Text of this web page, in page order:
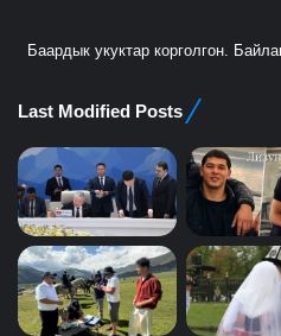
Баардык укуктар корголгон.
Last Modified Posts